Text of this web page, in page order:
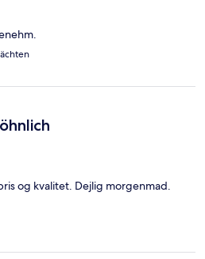
og kvalitet. Dejlig morgenmad.